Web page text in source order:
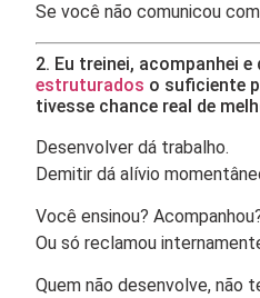
Se você não comunicou
2. Eu treinei, acompanhei e
estruturados o suficiente
tivesse chance real de
Desenvolver dá trabalho.
Demitir dá alívio
Você ensinou?
Ou só reclamou
Quem não desenvolve, não